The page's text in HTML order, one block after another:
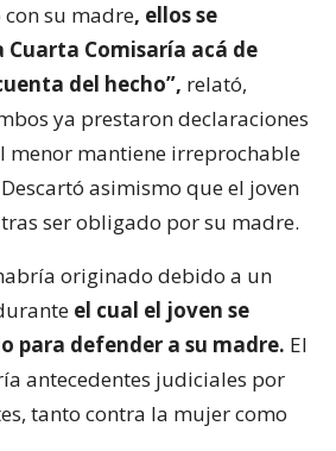
su madre, ellos se
Cuarta Comisaría acá de
del hecho”, relató,
ya prestaron declaraciones
menor mantiene irreprochable
asimismo que el joven
ser obligado por su madre.
originado debido a un
el cual el joven se
para defender a su madre. El
antecedentes judiciales por
tanto contra la mujer como